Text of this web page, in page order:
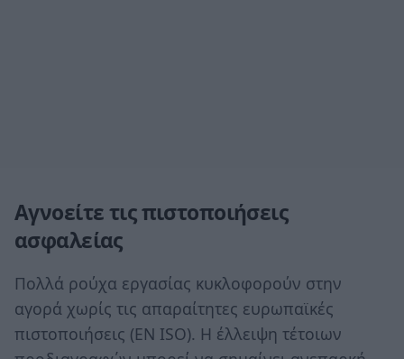
Αγνοείτε τις πιστοποιήσεις
ασφαλείας
Πολλά ρούχα εργασίας κυκλοφορούν στην
αγορά χωρίς τις απαραίτητες ευρωπαϊκές
πιστοποιήσεις (EN ISO). Η έλλειψη τέτοιων